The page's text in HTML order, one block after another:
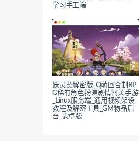
学习手工端
妖灵契解密版_Q萌回合制RP
G稀有角色扮演剧情闯关手游
_Linux服务端_通用视频架设
教程及解密工具_GM物品后
台_安卓版